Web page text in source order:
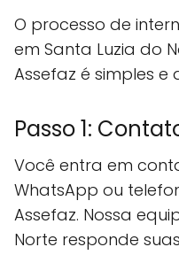
O processo de
em Santa Luzia do
Assefaz é simples e
Passo 1:
Você entra em
WhatsApp ou
Assefaz. Nossa
Norte responde